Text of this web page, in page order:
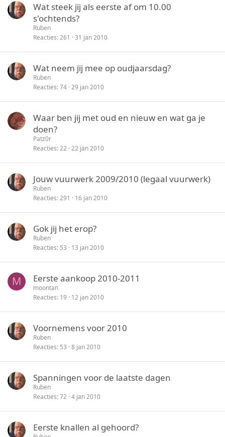
Wat steek jij als eerste af om 10.00
s'ochtends?
Ruben
Reacties 261 31 jan 2010
Wat neem jij mee op oudjaarsdag?
Ruben
Reacties 74 29 jan 2010
Waar ben jij met oud en nieuw en wat ga je
doen?
Patz0r
Reacties 22 22 jan 2010
Jouw vuurwerk 2009/2010 (legaal vuurwerk)
Ruben
Reacties 291 16 jan 2010
Gok jij het erop?
Ruben
Reacties 53 13 jan 2010
M Eerste aankoop 2010-2011
moontan
Reacties 19 12 jan 2010
Voornemens voor 2010
Ruben
Reacties 53 8 jan 2010
Spanningen voor de laatste dagen
Ruben
Reacties 72 4 jan 2010
Eerste knallen al gehoord?